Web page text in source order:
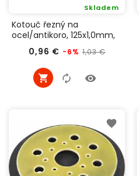
Kotouč řezný na
ocel/antikoro, 125x1,0mm,
Extol Industrial 8701002
0,96 € Běžná
-6% 1,03 €
Skladem
Cena